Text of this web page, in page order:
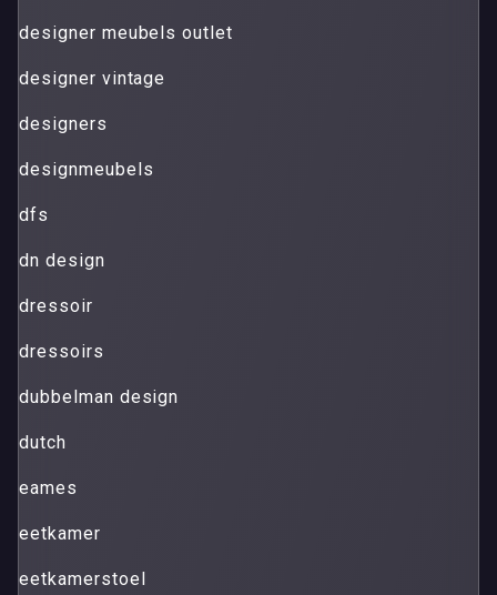
designer meubels outlet
designer vintage
designers
designmeubels
dfs
dn design
dressoir
dressoirs
dubbelman design
dutch
eames
eetkamer
eetkamerstoel